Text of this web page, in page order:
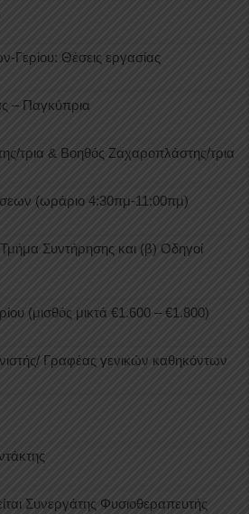
Γερίου: Θέσεις εργασίας
– Παγκύπρια
τρια & Βοηθός Ζαχαροπλάστης/τρια
(ωράριο 4:30πμ-11:00πμ)
Συντήρησης και (β) Οδηγοί
(μισθός μικτά €1.600 – €1.800)
Γραφέας γενικών καθηκόντων
Συνεργάτης Φυσιοθεραπευτής